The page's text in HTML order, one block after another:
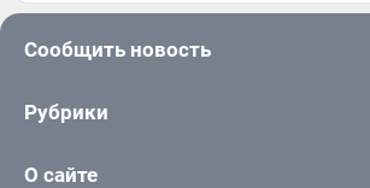
Сообщить новость
Рубрики
О сайте